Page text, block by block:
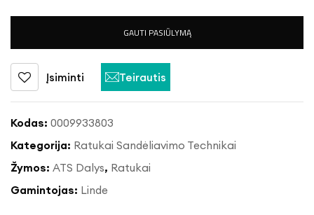
GAUTI PASIŪLYMĄ
Įsiminti Teirautis
Kodas: 0009933803
Kategorija: Ratukai Sandėliavimo Technikai
Žymos: ATS Dalys, Ratukai
Gamintojas: Linde